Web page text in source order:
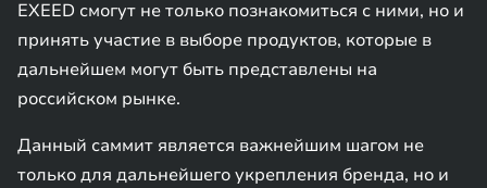
EXEED смогут не только познакомиться с ними, но и
принять участие в выборе продуктов, которые в
дальнейшем могут быть представлены на
российском рынке.
Данный саммит является важнейшим шагом не
только для дальнейшего укрепления бренда, но и